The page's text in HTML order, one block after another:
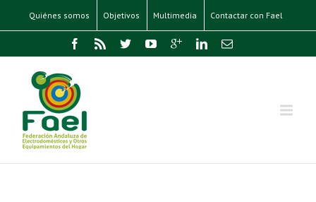
Quiénes somos Objetivos Multimedia Contactar con Fael